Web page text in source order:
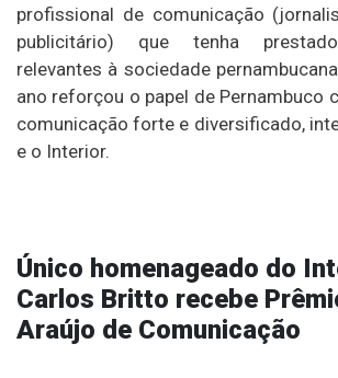
profissional de comunicação
publicitário) que tenha
relevantes à sociedade
ano reforçou o papel de Pernambuco
comunicação forte e diversificado,
e o Interior.
Único homenageado do
Carlos Britto recebe
Araújo de Comunicação